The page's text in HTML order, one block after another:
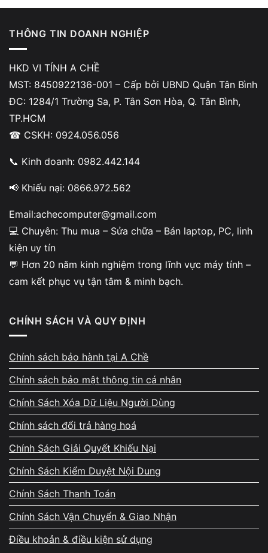
Câu trả lời là:
laptop đã sử dụng lâu hoặc thường xuyên hoạt động tải
nặng.
Thông thường, kỹ thuật viên sẽ kiểm tra:
Nếu keo đã xuống cấp, việc chỉ vệ sinh bụi sẽ không cải
thiện nhiều nhiệt độ bên trong máy.
Khi nào chỉ cần vệ sinh laptop?
Bạn có thể chỉ cầnvệ sinh laptopnếu:
CPU vẫn giữ nhiệt độ ổn định
Trong trường hợp này, bụi bẩn thường là nguyên nhân
chính làm giảm hiệu quả tản nhiệt.
Khi nào nên thay keo tản nhiệt laptop?
Bạn nênthay keo tản nhiệt laptop
Laptop đã sử dụng trên 1 – 2 năm
Máy thường xuyên nóng bất thường
Quạt quay lớn liên tục
THÔNG TIN DOANH NGHIỆP
HKD VI TÍNH A CHỀ
MST: 8450922136-001 – Cấp bởi UBND Quận Tân Bình
ĐC: 1284/1 Trường Sa, P. Tân Sơn Hòa, Q. Tân Bình,
TP.HCM
☎ CSKH: 0924.056.056
📞 Kinh doanh: 0982.442.144
📢 Khiếu nại: 0866.972.562
Email:achecomputer@gmail.com
💻 Chuyên: Thu mua – Sửa chữa – Bán laptop, PC, linh
kiện uy tín
💬 Hơn 20 năm kinh nghiệm trong lĩnh vực máy tính –
cam kết phục vụ tận tâm & minh bạch.
CHÍNH SÁCH VÀ QUY ĐỊNH
Chính sách bảo hành tại A Chề
Chính sách bảo mật thông tin cá nhân
Chính Sách Xóa Dữ Liệu Người Dùng
Chính sách đổi trả hàng hoá
Chính Sách Giải Quyết Khiếu Nại
Chính Sách Kiểm Duyệt Nội Dung
Chính Sách Thanh Toán
Chính Sách Vận Chuyển & Giao Nhận
Điều khoản & điều kiện sử dụng